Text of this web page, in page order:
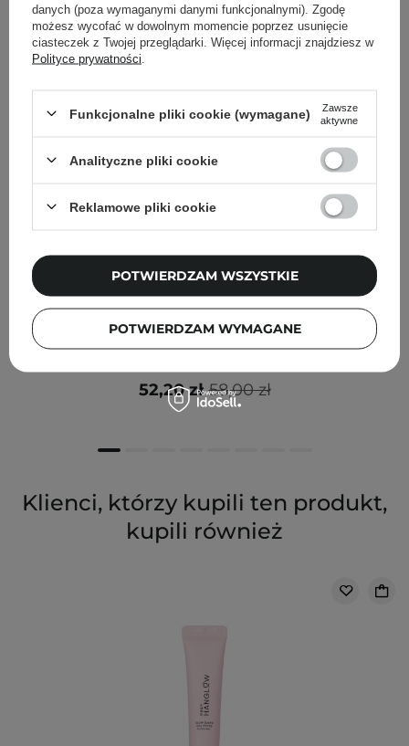
PROMOCJA
Beauty of Joseon - Relief Sun Aqua - Fresh : Rice + B5
SPF50+ PA++++ - Przeciwsłoneczny Krem - 50ml
58,00 zł
52,20 zł
Klienci, którzy kupili ten produkt,
kupili również
danych (poza wymaganymi danymi funkcjonalnymi). Zgodę
możesz wycofać w dowolnym momencie poprzez usunięcie
ciasteczek z Twojej przeglądarki. Więcej informacji znajdziesz w
Polityce prywatności
Funkcjonalne pliki cookie (wymagane)
Zawsze
aktywne
Analityczne pliki cookie
Reklamowe pliki cookie
POTWIERDZAM WYMAGANE
POTWIERDZAM WSZYSTKIE